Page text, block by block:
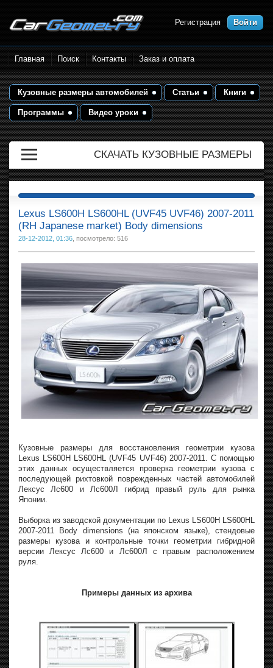
Размеры кузова автомобилей.
Контрольные точки и кузовные
размеры. Геометрия кузова
Регистрация Войти
Главная Поиск Контакты Заказ и оплата
Кузовные размеры автомобилей Статьи Книги
Программы Видео уроки
СКАЧАТЬ КУЗОВНЫЕ РАЗМЕРЫ
Lexus LS600H LS600HL (UVF45 UVF46) 2007-2011
(RH Japanese market) Body dimensions
28-12-2012, 01:36 , посмотрело: 516
Кузовные размеры для восстановления геометрии кузова
Lexus LS600H LS600HL (UVF45 UVF46) 2007-2011. С помощью
этих данных осуществляется проверка геометрии кузова с
последующей рихтовкой поврежденных частей автомобилей
Лексус Лс600 и Лс600Л гибрид правый руль для рынка
Японии.
Выборка из заводской документации по Lexus LS600H LS600HL
2007-2011 Body dimensions (на японском языке), стендовые
размеры кузова и контрольные точки геометрии гибридной
версии Лексус Лс600 и Лс600Л с правым расположением
руля.
Примеры данных из архива